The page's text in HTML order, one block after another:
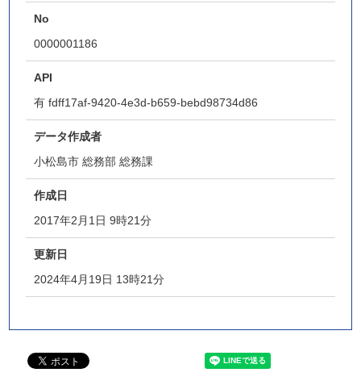
No
0000001186
API
有 fdff17af-9420-4e3d-b659-bebd98734d86
データ作成者
小松島市 総務部 総務課
作成日
2017年2月1日 9時21分
更新日
2024年4月19日 13時21分